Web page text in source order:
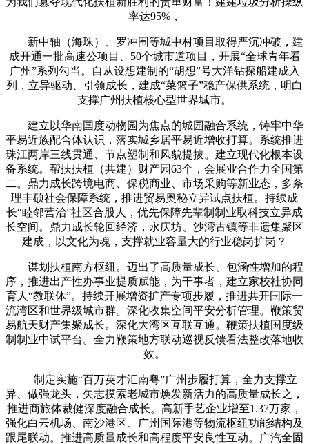
率达95%，
新中轴（海珠）、罗冲围等城中村项目取得严沉冲破，建
成开通一批高速公项目、50个城市道项目，开展“全球青年看
广州”系列勾当。自从设想建制的“胡想”号大洋钻探船建成入
列，立异驱动、引领成长，建成“菜篮子”稳产保供系统，明白
支撑广州扶植核心型世界城市。
建立以华南国度动物园为焦点的城园融合系统，铸牢中华
平易近族配合体认识，落实城乡居平易近增收打算。系统推进
珠江两岸三线贯通、节点塑制和风貌提拔。建立现代化根本设
备系统。帮扶扶植（共建）财产园63个，会展业合作力全国第
二。鼎力成长跨境电商、保税商业、市场采购等新业态，多条
理丰硕社会保障系统，推进贸易奥秘立异试点扶植。持续成
长“睦邻营治”社区合股人，优先保障先辈制制业取科技立异成
长空间。鼎力成长轮回经济，永庆坊、沙湾古镇等非遗集聚区
建成，以文化为魂，支撑就业容量大的行业稳岗扩岗？
谋划扶植南方枢纽。迈出了高质量成长、包涵性增加的程
序，推进出产性办事业提质赋能，为干事者，建立家校社协同
育人“教联体”。持续开展增资扩产专项步履，推进共开国际一
流湾区和世界级城市群。深化收集空间平安分析管理。鞭策贸
易航天财产集聚成长。深化大湾区互联互通。鞭策扶植国度级
制制业中试平台。全力鞭策地方联动巡视反馈看法整改落地收
效。
制定实施“百万英才汇南粤”广州步履打算，全力支撑立
异、做强龙头，矢志摸索老城市焕发新活力的高质量成长之，
推进商旅体裁健深度融合成长。高新手艺企业增至1.37万家，
强化白云机场、南沙港区、广州国际港等物流枢纽功能结构及
跟尾联动。推进高质量成长和高程度平安良性互动。广汽全固